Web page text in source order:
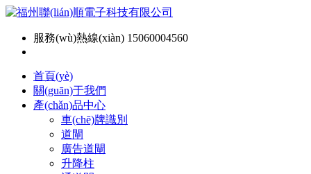
服務(wù)熱線(xiàn) 15060004560
首頁(yè)
關(guān)于我們
產(chǎn)品中心
車(chē)牌識別
道閘
廣告道閘
升降柱